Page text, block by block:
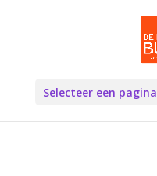
Selecteer een pagina